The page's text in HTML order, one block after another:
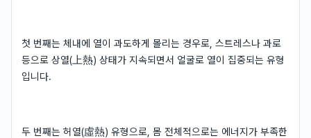
첫 번째는 체내에 열이 과도하게 몰리는 경우로, 스트레스나 과로
등으로 상열(上熱) 상태가 지속되면서 얼굴로 열이 집중되는 유형
입니다.
두 번째는 허열(虛熱) 유형으로, 몸 전체적으로는 에너지가 부족한